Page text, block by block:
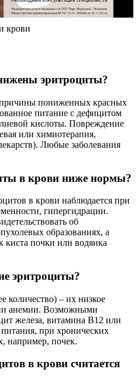
крови
эритроциты?
пониженных красных
питание с дефицитом
кислоты. Повреждение
или химиотерапия,
Любые заболевания
в крови ниже нормы?
в крови наблюдается при
гипергидрации.
об
образованиях, а
киста почки или водянка
эритроциты?
– их низкое
анемии. Возможными
железа, витамина В12 или
при хронических
например, почек.
в крови считается